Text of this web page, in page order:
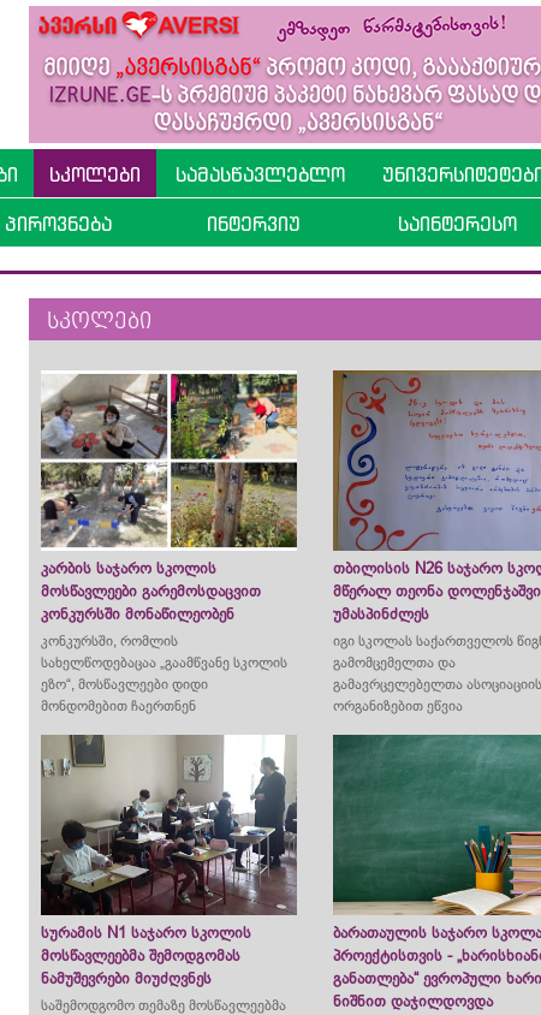
სკოლები სამასწავლებლო
პიროვნება ინტერვიუ საინტერესო
სკოლები
კარბის საჯარო სკოლის
მოსწავლეები გარემოსდაცვით
კონკურსში მონაწილეობენ
კონკურსში, რომლის
სახელწოდებაცაა „გაამწვანე სკოლის
ეზო“, მოსწავლეები დიდი
მონდომებით ჩაერთნენ
თბილისის N26 საჯარო
მწერალ თეონა
უმასპინძლეს
იგი სკოლას საქართველოს
გამომცემელთა და
გამავრცელებელთა ასოციაციის
ორგანიზებით ეწვია
სურამის N1 საჯარო სკოლის
მოსწავლეებმა შემოდგომას
ნამუშევრები მიუძღვნეს
საშემოდგომო თემაზე მოსწავლეებმა
ბარათაულის საჯარო სკოლა
პროექტისთვის -
განათლება“ ევროპული
ნიშნით დაჯილდოვდა